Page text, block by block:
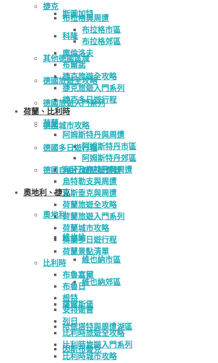
斯圖加特
科隆
其他德國區域
德國旅遊全攻略
德國旅遊入門系列
德國城市攻略
德國多日遊行程
德國自由行遊記篩選器
奧地利、捷克
奧地利
維也納
維也納市區
維也納郊區
薩爾斯堡
哈修塔特與周遭湖區
因斯布魯克
捷克
布拉格與周遭
布拉格市區
布拉格郊區
庫倫洛夫
布爾諾
捷克旅遊全攻略
捷克旅遊入門系列
捷克多日遊行程
荷蘭、比利時
荷蘭
阿姆斯特丹與周遭
阿姆斯特丹市區
阿姆斯特丹郊區
海牙及鹿特丹與周遭
烏特勒支與周遭
馬斯垂克與周遭
荷蘭旅遊全攻略
荷蘭旅遊入門系列
荷蘭城市攻略
荷蘭多日遊行程
荷蘭景點清單
比利時
布魯塞爾
布魯日
根特
安特衛普
列日
比利時旅遊全攻略
比利時旅遊入門系列
比利時城市攻略